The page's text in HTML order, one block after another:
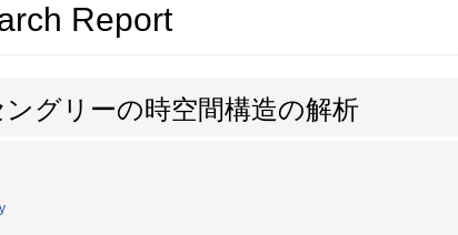
Report
グリーの時空間構造の解析